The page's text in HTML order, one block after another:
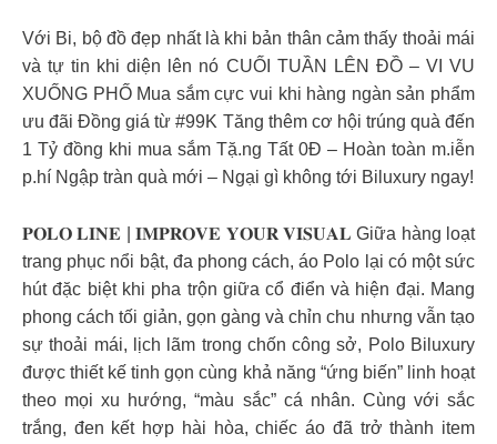
Với Bi, bộ đồ đẹp nhất là khi bản thân cảm thấy thoải mái
và tự tin khi diện lên nó CUỐI TUẦN LÊN ĐỒ – VI VU
XUỐNG PHỐ Mua sắm cực vui khi hàng ngàn sản phẩm
ưu đãi Đồng giá từ #99K Tăng thêm cơ hội trúng quà đến
1 Tỷ đồng khi mua sắm Tặ.ng Tất 0Đ – Hoàn toàn m.iễn
p.hí Ngập tràn quà mới – Ngại gì không tới Biluxury ngay!
𝐏𝐎𝐋𝐎 𝐋𝐈𝐍𝐄 | 𝐈𝐌𝐏𝐑𝐎𝐕𝐄 𝐘𝐎𝐔𝐑 𝐕𝐈𝐒𝐔𝐀𝐋 Giữa hàng loạt
trang phục nổi bật, đa phong cách, áo Polo lại có một sức
hút đặc biệt khi pha trộn giữa cổ điển và hiện đại. Mang
phong cách tối giản, gọn gàng và chỉn chu nhưng vẫn tạo
sự thoải mái, lịch lãm trong chốn công sở, Polo Biluxury
được thiết kế tinh gọn cùng khả năng “ứng biến” linh hoạt
theo mọi xu hướng, “màu sắc” cá nhân. Cùng với sắc
trắng, đen kết hợp hài hòa, chiếc áo đã trở thành item